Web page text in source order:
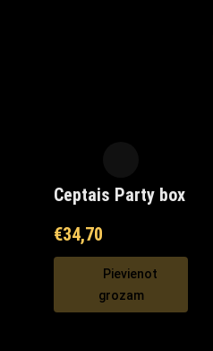
Ceptais Party box
€34,70
Pievienot
grozam